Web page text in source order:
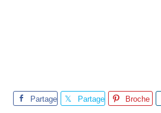
Partage
Partage
Broche